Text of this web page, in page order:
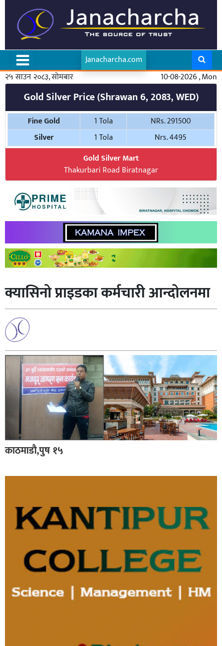
Janacharcha.com
२५ साउन २०८३, सोमबार
10-08-2026 , Mon
Gold Silver Price (Shrawan 6, 2083, WED)
Fine Gold 1 Tola
NRs. 291500
Silver
1 Tola
Nrs. 4495
Gold Silver Mart
Thakurbari Road Biratnagar
क्यासिनो प्राइडका कर्मचारी आन्दाेलनमा
काठमाडाै‌,पुष १५